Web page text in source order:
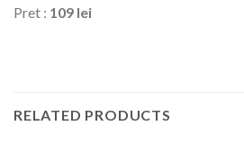
Pret : 109 lei
RELATED PRODUCTS